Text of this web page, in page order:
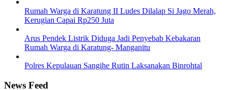
Rumah Warga di Karatung II Ludes Dilalap Si Jago Merah,
Kerugian Capai Rp250 Juta
Arus Pendek Listrik Diduga Jadi Penyebab Kebakaran
Rumah Warga di Karatung- Manganitu
Polres Kepulauan Sangihe Rutin Laksanakan Binrohtal
News Feed